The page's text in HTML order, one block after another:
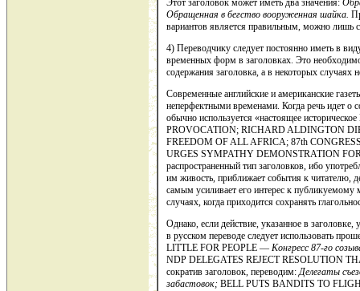
Этот заголовок может иметь два зна­чения:
Обращенная в бегство вооруженная шайка.
вариантов является пра­вильным, можно лишь
4) Переводчику следует постоянно иметь в
временных форм в за­головках. Это
содержания заголовка, а в некоторых случаях
Современные английские и американские
неперфектными времена­ми. Когда речь идет
обычно используется «настоящее
PROVOCATION; RICHARD ALDINGTON
FREE­DOM OF ALL AFRICA; 87th
URGES SYMPATHY DEMONSTRATION
распространенный тип заголов­ков, ибо
им живость, приближает события к читателю,
самым усили­вает его интерес к публикуемому
случаях, когда приходится со­хранять
Однако, если действие, указанное в
в русском переводе следует использовать
LITTLE FOR PEOPLE — Конгресс 87-го co
NDP DELEGATES REJECT RESOLUTION
сократив заголовок, переводим:Делегаты
забастовок; BELL PUTS BANDITS TO